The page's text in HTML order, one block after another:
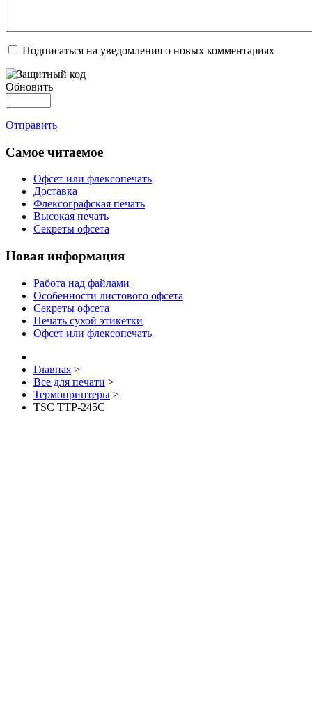
Подписаться на уведомления о новых комментариях
Обновить
Отправить
Самое читаемое
Офсет или флексопечать
Доставка
Флексографская печать
Высокая печать
Секреты офсета
Новая информация
Работа над файлами
Особенности листового офсета
Секреты офсета
Печать сухой этикетки
Офсет или флексопечать
Главная >
Все для печати >
Термопринтеры >
TSC TTP-245C